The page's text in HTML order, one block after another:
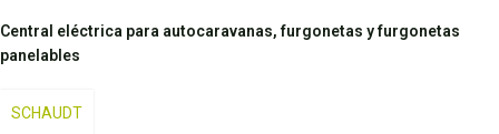
Central eléctrica para autocaravanas, furgonetas y furgonetas
panelables
SCHAUDT